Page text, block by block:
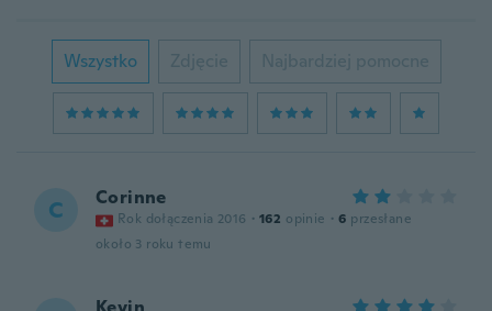
Wszystko Zdjęcie Najbardziej pomocne
C Corinne
Rok dołączenia 2016 · 162 opinie · 6 przesłane
około 3 roku temu